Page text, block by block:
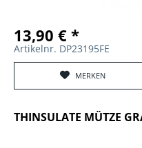
13,90 € *
Artikelnr. DP23195FE
MERKEN
THINSULATE MÜTZE